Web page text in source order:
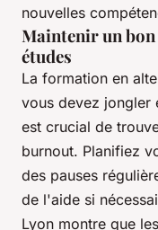
nouvelles
Maintenir un
études
La formation en
vous devez jongler
est crucial de
burnout. Planifiez
des pauses
de l'aide si
Lyon montre que